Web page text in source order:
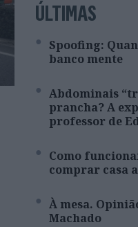
ÚLTIMAS
Spoofing:
banco mente
Abdominais
prancha? A
professor de
Como
comprar casa
À mesa.
Machado